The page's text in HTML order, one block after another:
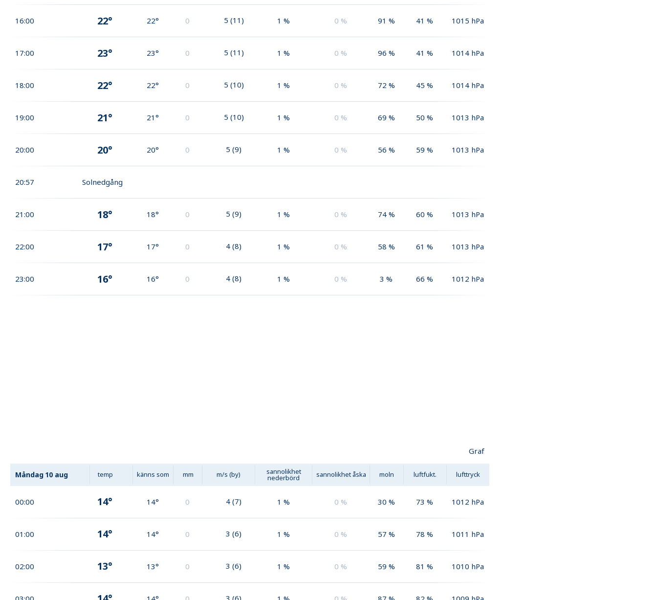
16:00 22° 22° 0 5 (11) 1 % 0 % 91 % 41 % 1015 hPa
17:00 23° 23° 0 5 (11) 1 % 0 % 96 % 41 % 1014 hPa
18:00 22° 22° 0 5 (10) 1 % 0 % 72 % 45 % 1014 hPa
19:00 21° 21° 0 5 (10) 1 % 0 % 69 % 50 % 1013 hPa
20:00 20° 20° 0 5 (9) 1 % 0 % 56 % 59 % 1013 hPa
20:57 Solnedgång
21:00 18° 18° 0 5 (9) 1 % 0 % 74 % 60 % 1013 hPa
22:00 17° 17° 0 4 (8) 1 % 0 % 58 % 61 % 1013 hPa
23:00 16° 16° 0 4 (8) 1 % 0 % 3 % 66 % 1012 hPa
Graf
Måndag 10 aug temp känns som mm m/s (by) sannolikhet
nederbörd sannolikhet åska moln luftfukt. lufttryck
00:00 14° 14° 0 4 (7) 1 % 0 % 30 % 73 % 1012 hPa
01:00 14° 14° 0 3 (6) 1 % 0 % 57 % 78 % 1011 hPa
02:00 13° 13° 0 3 (6) 1 % 0 % 59 % 81 % 1010 hPa
3 (6)